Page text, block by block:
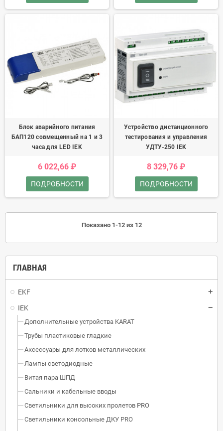
ГЛАВНАЯ
EKF
IEK
Дополнительные устройства KARAT
Трубы пластиковые гладкие
Аксессуары для лотков металлических
Лампы светодиодные
Витая пара ШПД
Сальники и кабельные вводы
Светильники для высоких пролетов PRO
Светильники консольные ДКУ PRO
Блок аварийного питания
БАП120 совмещенный на 1 и 3
часа для LED IEK
6 022,66 ₽
ПОДРОБНОСТИ
Устройство дистанционного
тестирования и управления
УДТУ-250 IEK
8 329,76 ₽
ПОДРОБНОСТИ
Показано 1-12 из 12